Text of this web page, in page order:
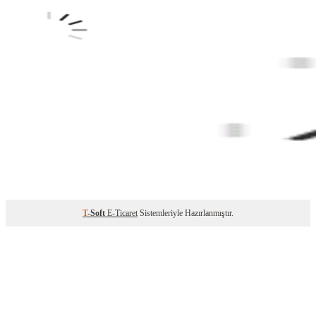
T-Soft E-Ticaret Sistemleriyle Hazırlanmıştır.